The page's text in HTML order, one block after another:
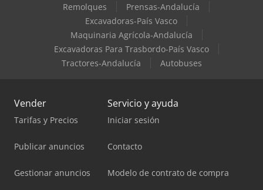
Remolques
Prensas-Andalucía
Excavadoras-País Vasco
Maquinaria Agrícola-Andalucía
Excavadoras Para Trasbordo-País Vasco
Tractores-Andalucía
Autobuses
Vender
Tarifas y Precios
Publicar anuncios
Gestionar anuncios
Servicio y ayuda
Iniciar sesión
Contacto
Modelo de contrato de compra